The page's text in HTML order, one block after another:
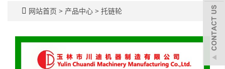
网站首页 > 产品中心 > 托链轮